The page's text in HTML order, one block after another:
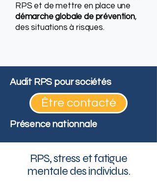
RPS et de mettre en place une
démarche globale de prévention,
des situations à risques.
Audit RPS pour sociétés
Être contacté
Présence nationnale
RPS, stress et fatigue
mentale des individus.